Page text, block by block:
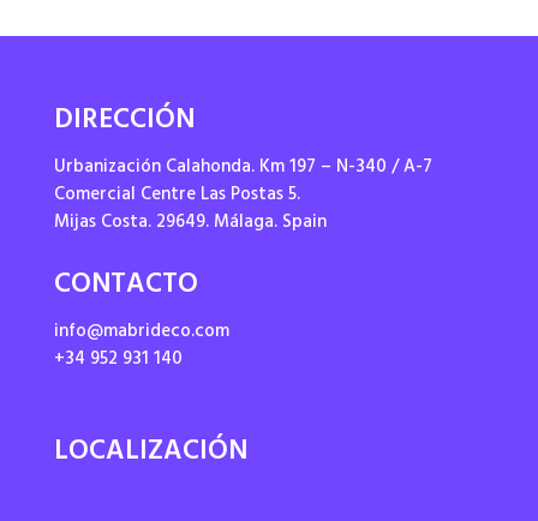
DIRECCIÓN
Urbanización Calahonda. Km 197 – N-340 / A-7
Comercial Centre Las Postas 5.
Mijas Costa. 29649. Málaga. Spain
CONTACTO
info@mabrideco.com
+34 952 931 140
LOCALIZACIÓN